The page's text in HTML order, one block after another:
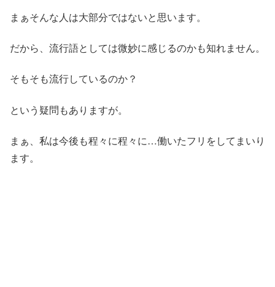
まぁそんな人は大部分ではないと思います。
だから、流行語としては微妙に感じるのかも知れません。
そもそも流行しているのか？
という疑問もありますが。
まぁ、私は今後も程々に程々に…働いたフリをしてまいり
ます。